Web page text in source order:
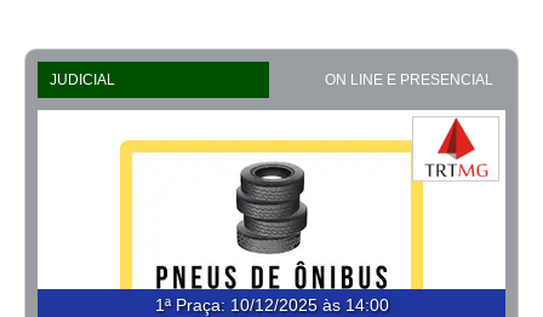
JUDICIAL ON LINE E PRESENCIAL
1ª Praça: 10/12/2025 às 14:00